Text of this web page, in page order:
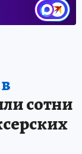
сотни